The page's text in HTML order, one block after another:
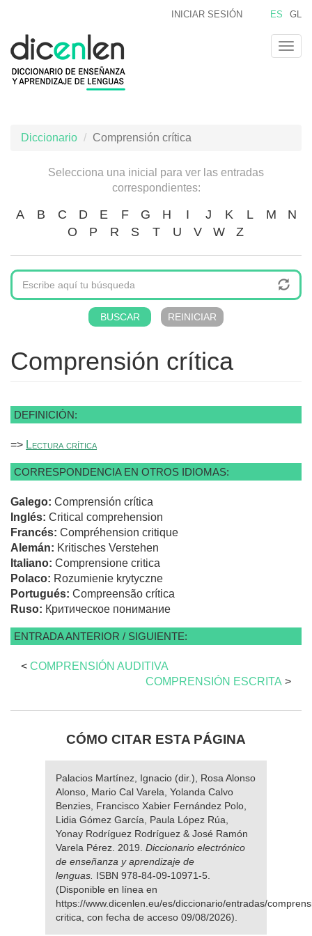
contenido
principal
ES GL
INICIAR SESIÓN
Diccionario Comprensión crítica
Selecciona una inicial para ver las entradas
correspondientes:
A B C D E F G H I J K L M
N
O
P R S T U V W Z
Comprensión crítica
DEFINICIÓN:
=> Lectura crítica
CORRESPONDENCIA EN OTROS IDIOMAS:
Galego: Comprensión crítica
Inglés: Critical comprehension
Francés: Compréhension critique
Alemán: Kritisches Verstehen
Italiano: Comprensione critica
Polaco: Rozumienie krytyczne
Portugués: Compreensão crítica
Ruso: Критическое понимание
ENTRADA ANTERIOR / SIGUIENTE:
< COMPRENSIÓN AUDITIVA
COMPRENSIÓN ESCRITA >
CÓMO CITAR ESTA PÁGINA
Palacios Martínez, Ignacio (dir.), Rosa Alonso
Alonso, Mario Cal Varela, Yolanda Calvo
Benzies, Francisco Xabier Fernández Polo,
Lidia Gómez García, Paula López Rúa,
Yonay Rodríguez Rodríguez & José Ramón
Varela Pérez. 2019. Diccionario electrónico
de enseñanza y aprendizaje de
lenguas. ISBN 978-84-09-10971-5.
(Disponible en línea en
https://www.dicenlen.eu/es/diccionario/entradas/
critica, con fecha de acceso 09/08/2026).